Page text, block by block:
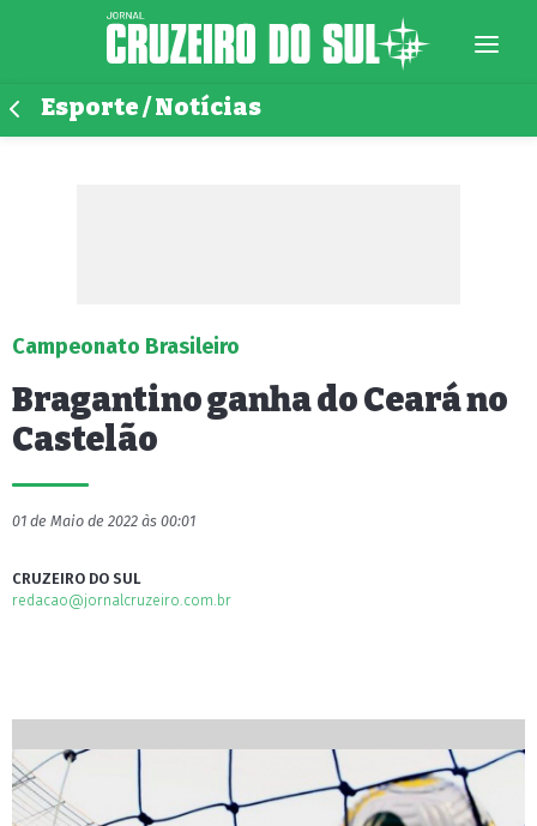
Esporte / Notícias
Campeonato Brasileiro
Bragantino ganha do Ceará no
Castelão
01 de Maio de 2022 às 00:01
CRUZEIRO DO SUL
redacao@jornalcruzeiro.com.br